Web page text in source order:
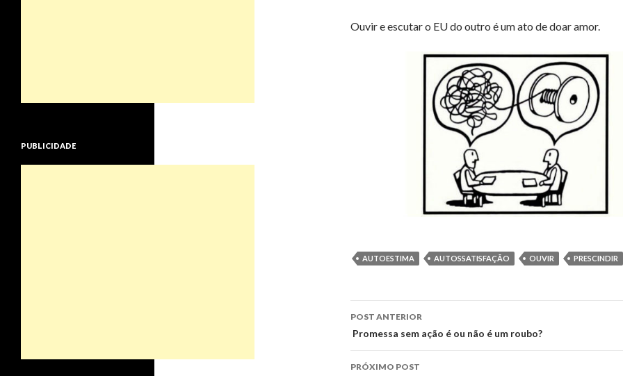
Ouvir e escutar o EU do outro é um ato de doar amor.
AUTOESTIMA AUTOSSATISFAÇÃO OUVIR PRESCINDIR
Navegação
de
posts
POST ANTERIOR
Promessa sem ação é ou não é um roubo?
PRÓXIMO POST
PUBLICIDADE